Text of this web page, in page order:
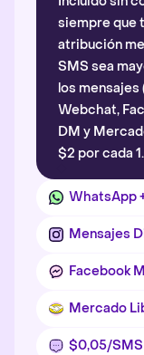
siempre que
atribución
SMS sea
los
Webchat,
DM y
$2 por cada
WhatsApp
Mensajes
Facebook
Mercado
$0,05/